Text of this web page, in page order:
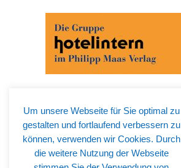
Um unsere Webseite für Sie optimal zu
gestalten und fortlaufend verbessern zu
können, verwenden wir Cookies. Durch
die weitere Nutzung der Webseite